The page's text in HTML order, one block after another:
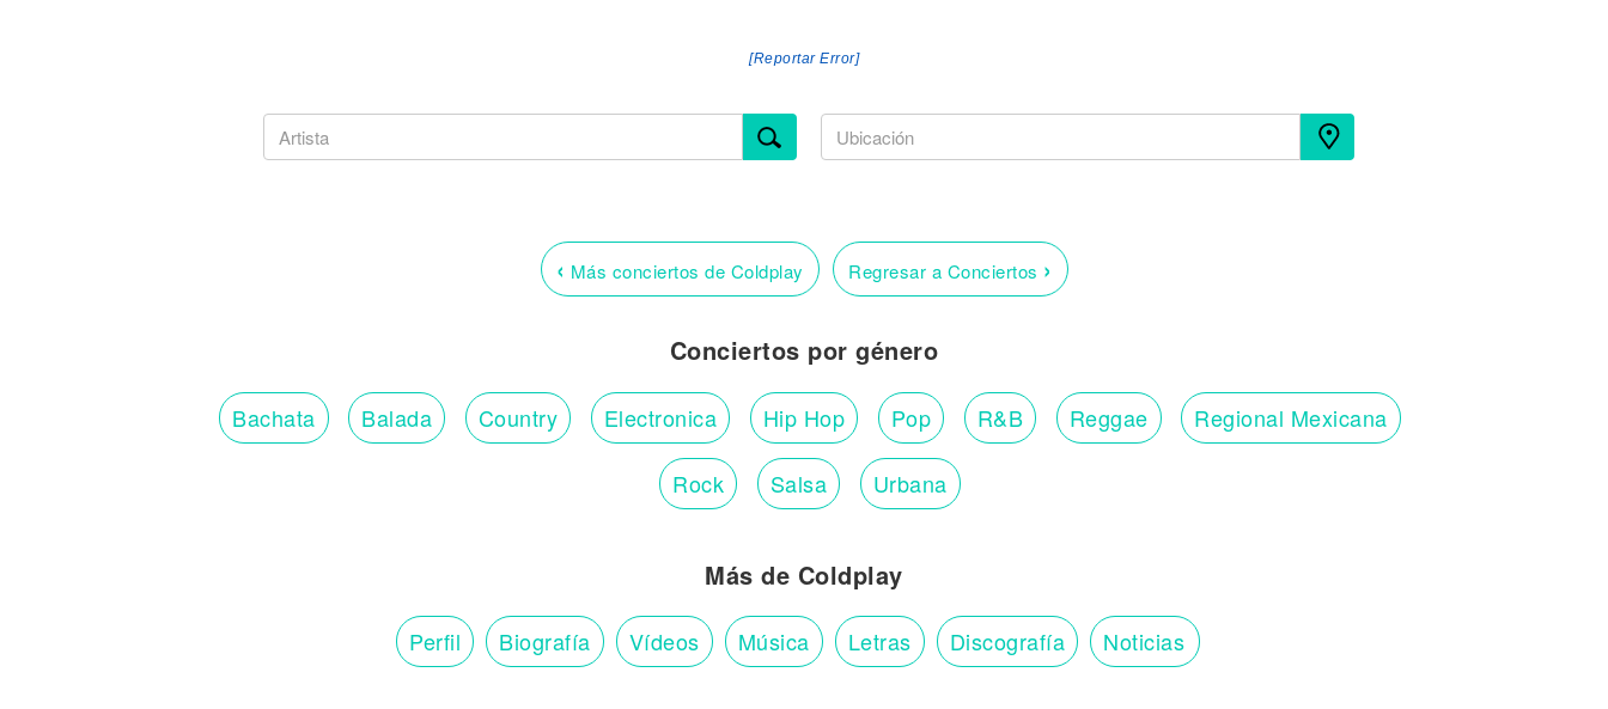
[Reportar Error]
‹ Más conciertos de Coldplay Regresar a Conciertos ›
Conciertos por género
Bachata Balada Country Electronica Hip Hop Pop R&B Reggae Regional Mexicana
Rock Salsa Urbana
Más de Coldplay
Perfil Biografía Vídeos Música Letras Discografía Noticias